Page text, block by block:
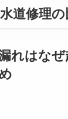
水道修理の
れはな